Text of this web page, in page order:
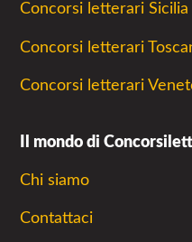
Concorsi letterari Sicilia
Concorsi letterari
Concorsi letterari
Il mondo di
Chi siamo
Contattaci